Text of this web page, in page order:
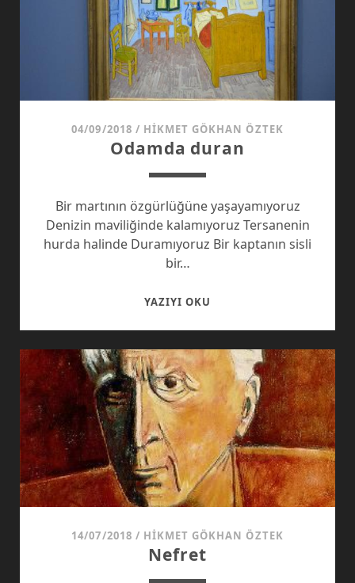
04/09/2018 / HIKMET GÖKHAN ÖZTEK
Odamda duran
Bir martının özgürlüğüne yaşayamıyoruz
Denizin maviliğinde kalamıyoruz Tersanenin
hurda halinde Duramıyoruz Bir kaptanın sisli
bir…
YAZIYI OKU
14/07/2018 / HIKMET GÖKHAN ÖZTEK
Nefret